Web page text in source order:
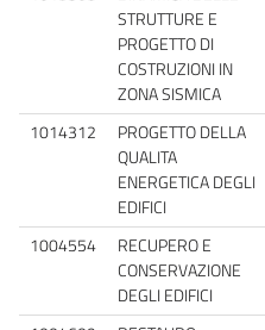
STRUTTURE E
PROGETTO DI
COSTRUZIONI IN
ZONA SISMICA
1014312
PROGETTO DELLA
QUALITA
ENERGETICA DEGLI
EDIFICI
1004554
RECUPERO E
CONSERVAZIONE
DEGLI EDIFICI